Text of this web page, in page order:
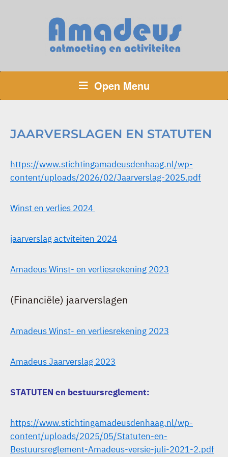
Open Menu
JAARVERSLAGEN EN STATUTEN
https://www.stichtingamadeusdenhaag.nl/wp-
content/uploads/2026/02/Jaarverslag-2025.pdf
Winst en verlies 2024
jaarverslag actviteiten 2024
Amadeus Winst- en verliesrekening 2023
(Financiële) jaarverslagen
Amadeus Winst- en verliesrekening 2023
Amadeus Jaarverslag 2023
STATUTEN en bestuursreglement:
https://www.stichtingamadeusdenhaag.nl/wp-
content/uploads/2025/05/Statuten-en-
Bestuursreglement-Amadeus-versie-juli-2021-2.pdf